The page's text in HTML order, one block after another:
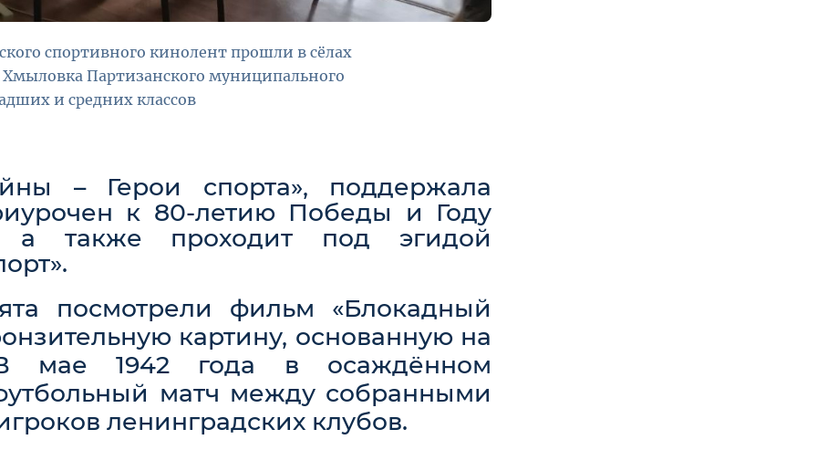
спортивного кинолент прошли в сёлах
Партизанского муниципального
и средних классов
– Герои спорта», поддержала
к 80-летию Победы и Году
а также проходит под эгидой
посмотрели фильм «Блокадный
картину, основанную на
мае 1942 года в осаждённом
матч между собранными
ленинградских клубов.